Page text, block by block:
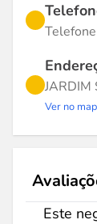
JARDIM
Ver no
Este